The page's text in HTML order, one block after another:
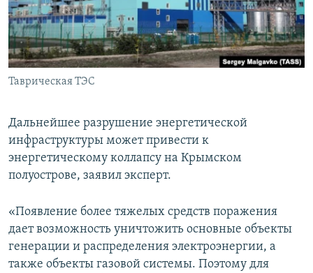
Таврическая ТЭС
Дальнейшее разрушение энергетической
инфраструктуры может привести к
энергетическому коллапсу на Крымском
полуострове, заявил эксперт.
«Появление более тяжелых средств поражения
дает возможность уничтожить основные объекты
генерации и распределения электроэнергии, а
также объекты газовой системы. Поэтому для